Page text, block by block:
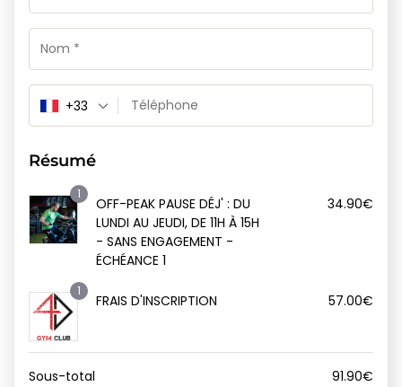
+33
Résumé
1
OFF-PEAK PAUSE DÉJ' : DU
LUNDI AU JEUDI, DE 11H À 15H
- SANS ENGAGEMENT -
ÉCHÉANCE 1
34.90€
1
FRAIS D'INSCRIPTION 57.00€
Sous-total 91.90€